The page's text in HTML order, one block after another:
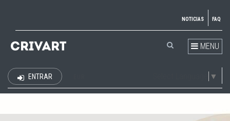
NOTICIAS FAQ
MENU
▼
ENTRAR